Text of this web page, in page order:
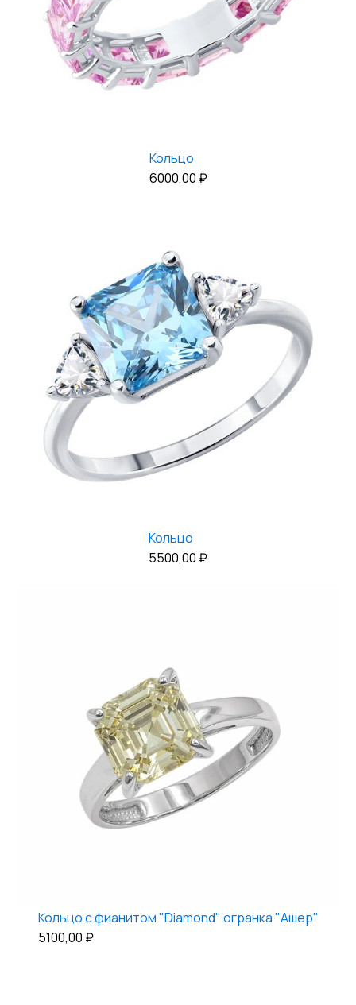
Кольцо
6000,00 ₽
Кольцо
5500,00 ₽
Кольцо с фианитом "Diamond" огранка "Ашер"
5100,00 ₽